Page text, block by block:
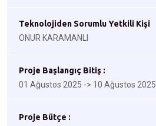
Teknolojiden Sorumlu Yetkili Kişi
ONUR KARAMANLI
Proje Başlangıç Bitiş :
01 Ağustos 2025 -> 10 Ağustos 2025
Proje Bütçe :